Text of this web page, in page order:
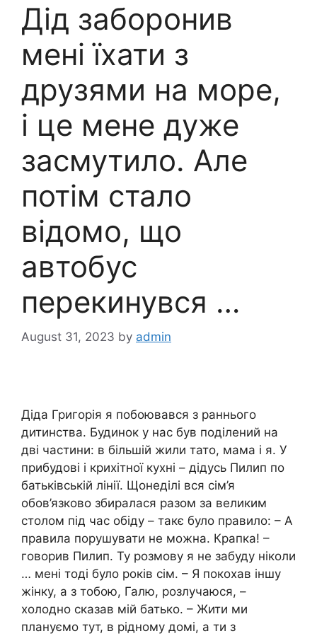
Дід заборонив
мені їхати з
друзями на море,
і це мене дуже
засмутило. Але
потім стало
відомо, що
автобус
перекинувся …
August 31, 2023 by admin
Діда Григорія я побоювався з раннього
дитинства. Будинок у нас був поділений на
дві частини: в більшій жили тато, мама і я. У
прибудові і крихітної кухні – дідусь Пилип по
батьківській лінії. Щонеділі вся сім’я
обов’язково збиралася разом за великим
столом під час обіду – такє було правило: – А
правила порушувати не можна. Крапка! –
говорив Пилип. Ту розмову я не забуду ніколи
… мені тоді було років сім. – Я покохав іншу
жінку, а з тобою, Галю, розлучаюся, –
холодно сказав мій батько. – Жити ми
плануємо тут, в рідному домі, а ти з